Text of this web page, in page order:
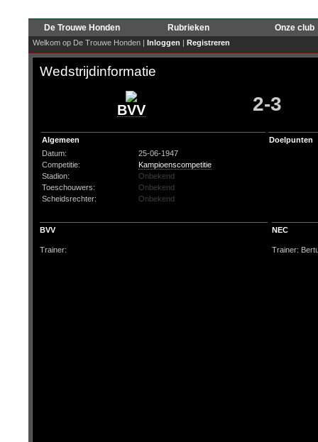
De Trouwe Honden Rubrieken Onze club
Welkom op De Trouwe Honden | Inloggen | Registreren
Wedstrijdinformatie
BVV 2-3
Algemeen
Datum:
25-06-1947
Competitie:
Kampioenscompetitie
Stadion:
Onbekend
Toeschouwers:
Onbekend
Scheidsrechter:
Onbekend
Doelpunten
BVV NEC
Trainer: Trainer: